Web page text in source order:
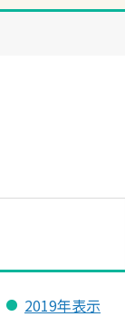
2019年表示